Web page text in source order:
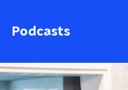
Podcasts